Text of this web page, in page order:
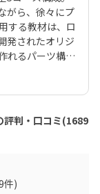
がら、徐々にプ
する教材は、ロ
発されたオリジ
れるパーツ構成
の90分授業で
リジナル改造
どもたちは毎
になっていま
動かす経験は、
楽しさそのも
評判・口コミ(1689
件)